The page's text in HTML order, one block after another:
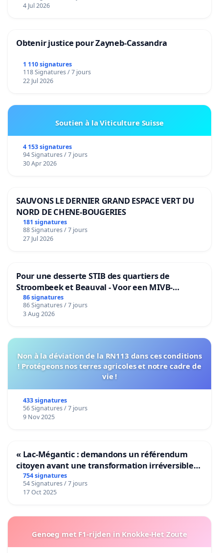
4 Jul 2026
Obtenir justice pour Zayneb-Cassandra
1 110 signatures
118 Signatures / 7 jours
22 Jul 2026
Soutien à la Viticulture Suisse
4 153 signatures
94 Signatures / 7 jours
30 Apr 2026
SAUVONS LE DERNIER GRAND ESPACE VERT DU
NORD DE CHENE-BOUGERIES
181 signatures
88 Signatures / 7 jours
27 Jul 2026
Pour une desserte STIB des quartiers de
Stroombeek et Beauval - Voor een MIVB-
bediening van de wijken Strombeek en Het
Voor
86 signatures
86 Signatures / 7 jours
3 Aug 2026
Non à la déviation de la RN113 dans ces conditions
! Protégeons nos terres agricoles et notre cadre de
vie !
433 signatures
56 Signatures / 7 jours
9 Nov 2025
« Lac-Mégantic : demandons un référendum
citoyen avant une transformation irréversible
de notre territoire »
754 signatures
54 Signatures / 7 jours
17 Oct 2025
Genoeg met F1-rijden in Knokke-Het Zoute